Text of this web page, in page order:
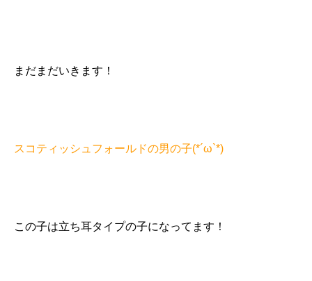
まだまだいきます！
スコティッシュフォールドの男の子(*´ω`*)
この子は立ち耳タイプの子になってます！